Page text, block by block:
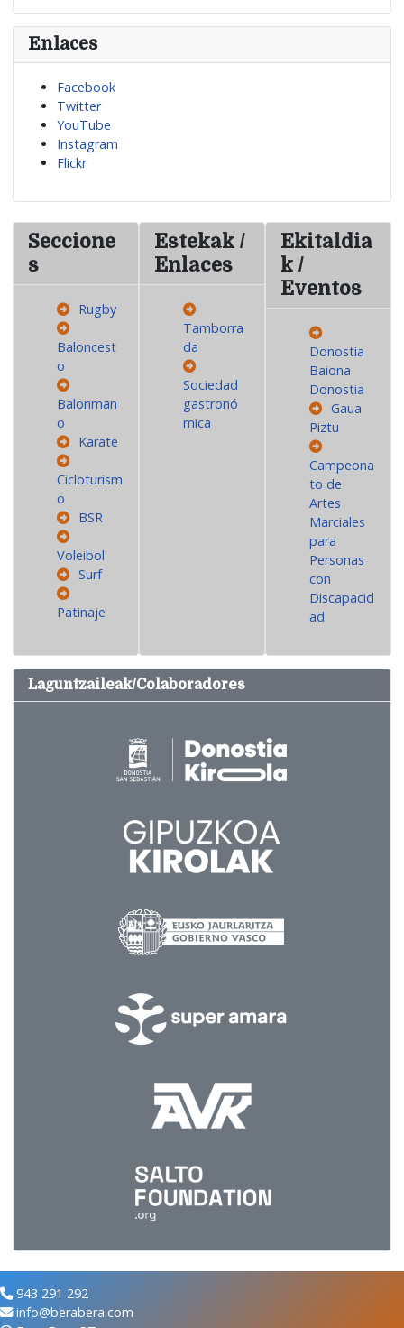
Enlaces
Facebook
Twitter
YouTube
Instagram
Flickr
Seccione
s
Rugby
Baloncest
o
Balonman
o
Karate
Cicloturism
o
BSR
Voleibol
Surf
Patinaje
Estekak /
Enlaces
Tamborra
da
Sociedad
gastronó
mica
Ekitaldia
k /
Eventos
Donostia
Baiona
Donostia
Gaua
Piztu
Campeona
to de
Artes
Marciales
para
Personas
con
Discapacid
ad
Laguntzaileak/Colaboradores
943 291 292
info@berabera.com